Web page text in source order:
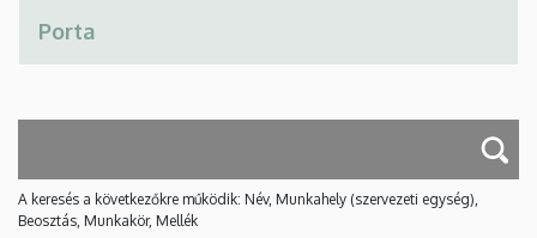
A keresés a következőkre működik: Név, Munkahely (szervezeti egység),
Beosztás, Munkakör, Mellék